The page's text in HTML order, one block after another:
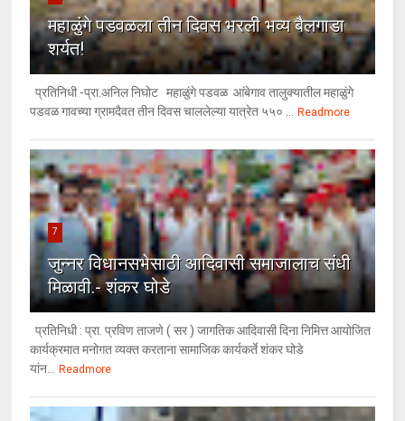
महाळुंगे पडवळला तीन दिवस भरली भव्य बैलगाडा
शर्यत!
प्रतिनिधी -प्रा.अनिल निघोट महाळुंगे पडवळ आंबेगाव तालुक्यातील महाळुंगे
पडवळ गावच्या ग्रामदैवत तीन दिवस चाललेल्या यात्रेत ५५० ... Readmore
7
जुन्नर विधानसभेसाठी आदिवासी समाजालाच संधी
मिळावी.- शंकर घोडे
प्रतिनिधी : प्रा. प्रविण ताजणे ( सर ) जागतिक आदिवासी दिना निमित्त आयोजित
कार्यक्रमात मनोगत व्यक्त करताना सामाजिक कार्यकर्ते शंकर घोडे
यांन... Readmore